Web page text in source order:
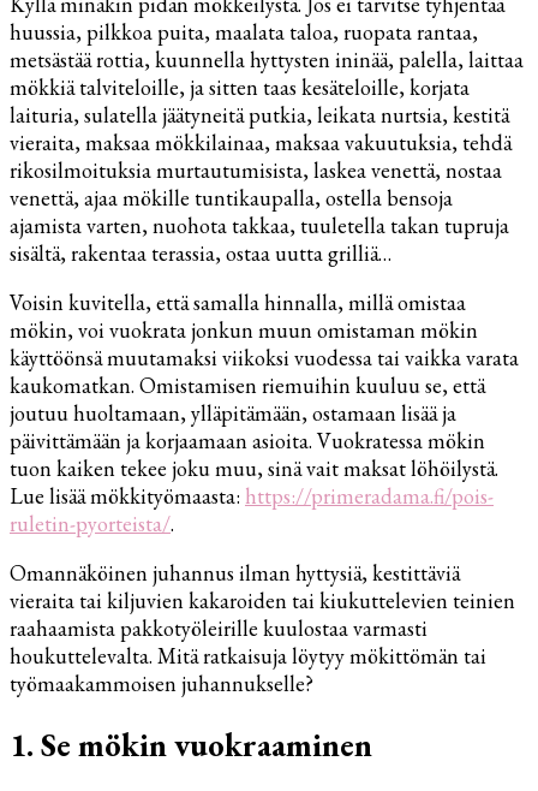
huussia, pilkkoa puita, maalata taloa, ruopata rantaa,
metsästää rottia, kuunnella hyttysten ininää, palella, laittaa
mökkiä talviteloille, ja sitten taas kesäteloille, korjata
laituria, sulatella jäätyneitä putkia, leikata nurtsia, kestitä
vieraita, maksaa mökkilainaa, maksaa vakuutuksia, tehdä
rikosilmoituksia murtautumisista, laskea venettä, nostaa
venettä, ajaa mökille tuntikaupalla, ostella bensoja
ajamista varten, nuohota takkaa, tuuletella takan tupruja
sisältä, rakentaa terassia, ostaa uutta grilliä…
Voisin kuvitella, että samalla hinnalla, millä omistaa
mökin, voi vuokrata jonkun muun omistaman mökin
käyttöönsä muutamaksi viikoksi vuodessa tai vaikka varata
kaukomatkan. Omistamisen riemuihin kuuluu se, että
joutuu huoltamaan, ylläpitämään, ostamaan lisää ja
päivittämään ja korjaamaan asioita. Vuokratessa mökin
tuon kaiken tekee joku muu, sinä vait maksat löhöilystä.
Lue lisää mökkityömaasta: https://primeradama.fi/pois-
ruletin-pyorteista/.
Omannäköinen juhannus ilman hyttysiä, kestittäviä
vieraita tai kiljuvien kakaroiden tai kiukuttelevien teinien
raahaamista pakkotyöleirille kuulostaa varmasti
houkuttelevalta. Mitä ratkaisuja löytyy mökittömän tai
työmaakammoisen juhannukselle?
1. Se mökin vuokraaminen